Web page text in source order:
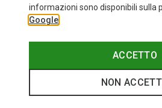
informazioni sono disponibili sulla
Google
ACCETTO
NON